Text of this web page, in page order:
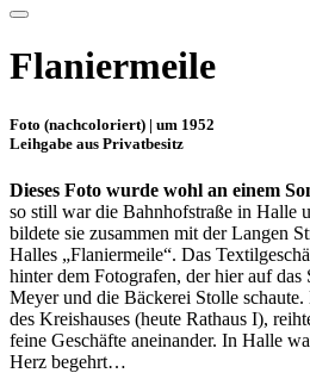
Flaniermeile
Foto (nachcoloriert) | um 1952
Leihgabe aus Privatbesitz
Dieses Foto wurde wohl an einem
so still war die Bahnhofstraße in Halle
bildete sie zusammen mit der Langen
Halles „Flaniermeile“. Das
hinter dem Fotografen, der hier auf das
Meyer und die Bäckerei Stolle
des Kreishauses (heute Rathaus I),
feine Geschäfte aneinander. In Halle
Herz begehrt…